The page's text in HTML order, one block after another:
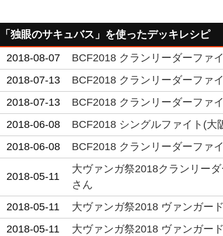
「独眼のサキュバス」を使ったデッキレシピ
2018-08-07
BCF2018 クランリーダーファ
2018-07-13
BCF2018 クランリーダーファ
2018-07-13
BCF2018 クランリーダーファ
2018-06-08
BCF2018 シングルファイト(大
2018-06-08
BCF2018 クランリーダーファ
2018-05-11
大ヴァンガ祭2018クランリー
さん
2018-05-11
大ヴァンガ祭2018 ヴァンガー
2018-05-11
大ヴァンガ祭2018 ヴァンガー